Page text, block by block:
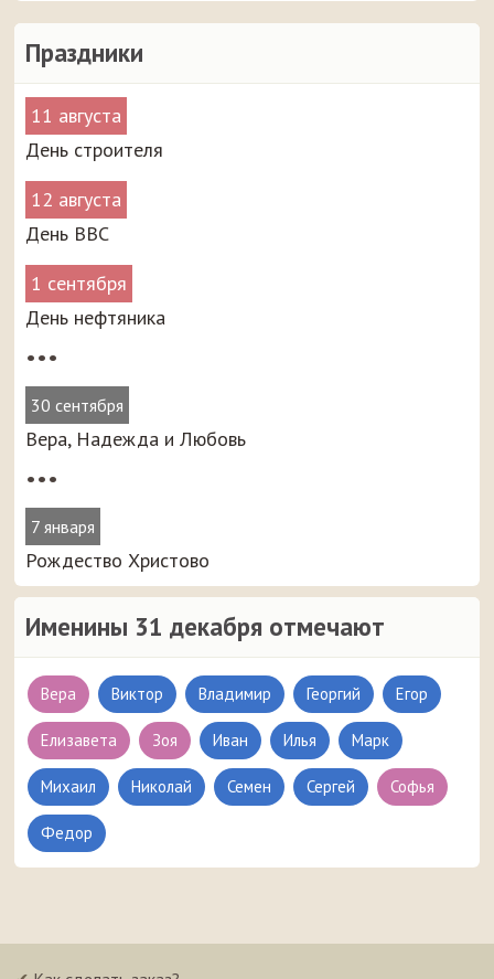
Праздники
11 августа
День строителя
12 августа
День ВВС
1 сентября
День нефтяника
•••
30 сентября
Вера, Надежда и Любовь
•••
7 января
Рождество Христово
Именины 31 декабря отмечают
Вера Виктор Владимир Георгий Егор
Елизавета Зоя Иван Илья Марк
Михаил Николай Семен Сергей Софья
Федор